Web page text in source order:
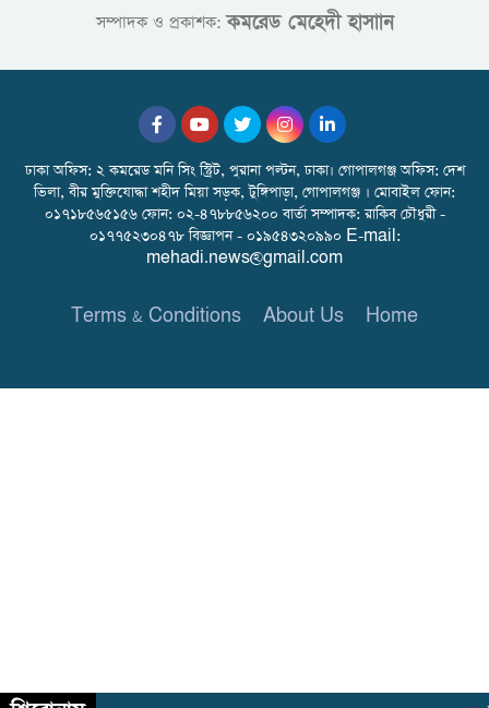
সম্পাদক ও প্রকাশক:কমরেড মেহেদী হাসাান
ঢাকা অফিস: ২ কমরেড মনি সিং স্ট্রিট, পুরানা পল্টন, ঢাকা। গোপালগঞ্জ অফিস: দেশ
ভিলা, বীর মুক্তিযোদ্ধা শহীদ মিয়া সড়ক, টুঙ্গিপাড়া, গোপালগঞ্জ । মোবাইল ফোন:
০১৭১৮৫৬৫১৫৬ ফোন: ০২-৪৭৮৮৫৬২০০ বার্তা সম্পাদক: রাকিব চৌধুরী -
০১৭৭৫২৩০৪৭৮ বিজ্ঞাপন - ০১৯৫৪৩২০৯৯০ E-mail:
mehadi.news@gmail.com
Terms & Conditions About Us Home